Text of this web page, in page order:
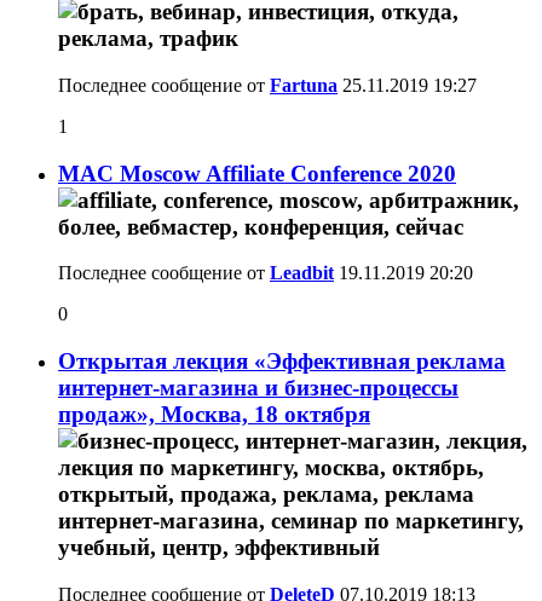
Последнее сообщение от Fartuna 25.11.2019 19:27
1
MAC Moscow Affiliate Conference 2020
Последнее сообщение от Leadbit 19.11.2019 20:20
0
Открытая лекция «Эффективная реклама
интернет-магазина и бизнес-процессы
продаж», Москва, 18 октября
Последнее сообщение от DeleteD 07.10.2019 18:13